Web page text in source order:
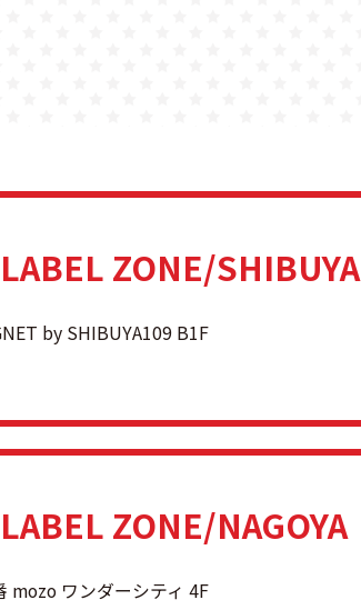
ZONE/SHIBUYA
by SHIBUYA109 B1F
ZONE/NAGOYA
mozo ワンダーシティ 4F